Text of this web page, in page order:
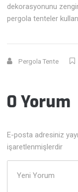
dekorasyonunu
pergola tenteler
Pergola Tente
0 Yorum
E-posta adresiniz
işaretlenmişlerdir